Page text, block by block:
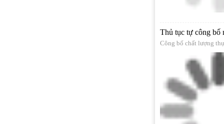
Thủ tục tự công bố
Công bố chất lượng